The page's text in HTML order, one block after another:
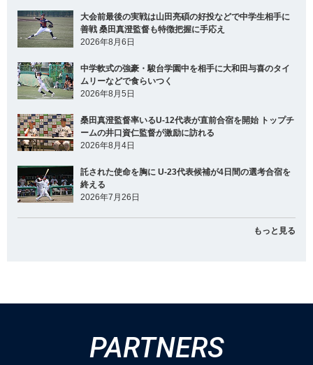
大会前最後の実戦は山田亮碩の好投などで中学生相手に
善戦 桑田真澄監督も特徴把握に手応え
2026年8月6日
中学軟式の強豪・駿台学園中を相手に大和田与喜のタイ
ムリーなどで食らいつく
2026年8月5日
桑田真澄監督率いるU-12代表が直前合宿を開始 トップチ
ームの井口資仁監督が激励に訪れる
2026年8月4日
託された使命を胸に U-23代表候補が4日間の選考合宿を
終える
2026年7月26日
もっと見る
PARTNERS